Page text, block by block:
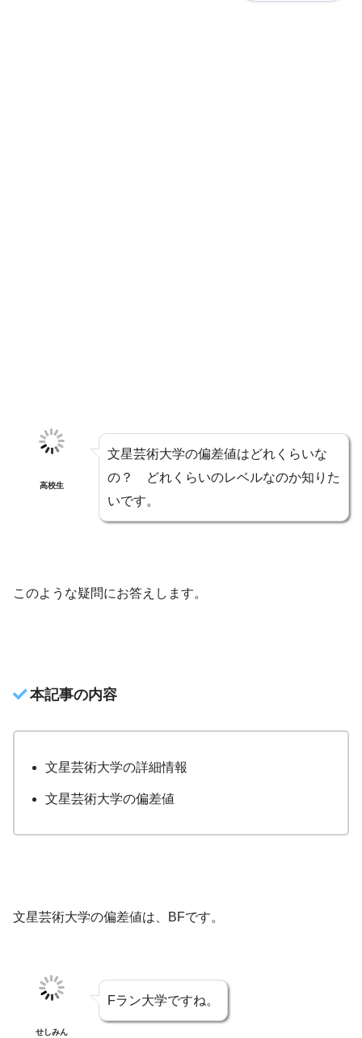
高校生
文星芸術大学の偏差値はどれくらいな
の？ どれくらいのレベルなのか知りた
いです。
このような疑問にお答えします。
本記事の内容
文星芸術大学の詳細情報
文星芸術大学の偏差値
文星芸術大学の偏差値は、BFです。
せしみん
Fラン大学ですね。